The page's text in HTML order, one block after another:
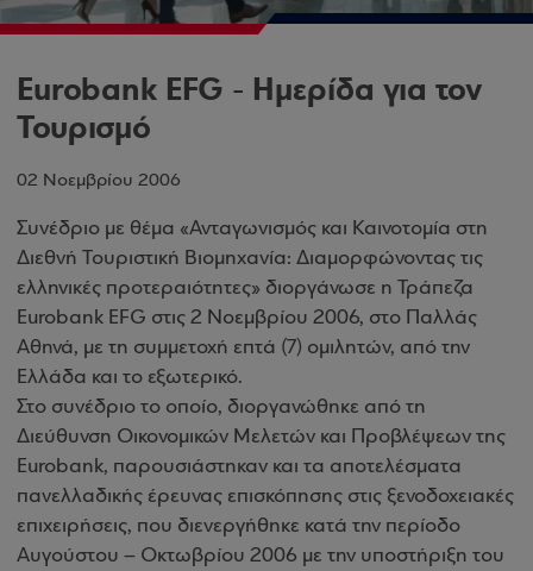
Eurobank EFG - Ημερίδα για τον
Τουρισμό
02 Νοεμβρίου 2006
Συνέδριο με θέμα «Ανταγωνισμός και Καινοτομία στη
Διεθνή Τουριστική Βιομηχανία: Διαμορφώνοντας τις
ελληνικές προτεραιότητες» διοργάνωσε η Τράπεζα
Eurobank EFG στις 2 Νοεμβρίου 2006, στο Παλλάς
Αθηνά, με τη συμμετοχή επτά (7) ομιλητών, από την
Ελλάδα και το εξωτερικό.
Στο συνέδριο το οποίο, διοργανώθηκε από τη
Διεύθυνση Οικονομικών Μελετών και Προβλέψεων της
Eurobank, παρουσιάστηκαν και τα αποτελέσματα
πανελλαδικής έρευνας επισκόπησης στις ξενοδοχειακές
επιχειρήσεις, που διενεργήθηκε κατά την περίοδο
Αυγούστου – Οκτωβρίου 2006 με την υποστήριξη του